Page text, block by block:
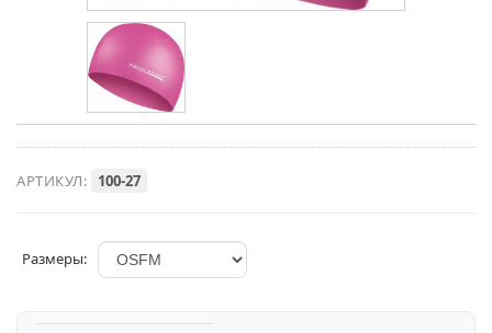
АРТИКУЛ: 100-27
Размеры: